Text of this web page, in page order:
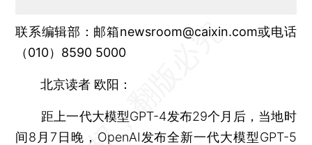
联系编辑部：邮箱newsroom@caixin.com或电话
（010）8590 5000
北京读者 欧阳：
距上一代大模型GPT-4发布29个月后，当地时
间8月7日晚，OpenAI发布全新一代大模型GPT-5